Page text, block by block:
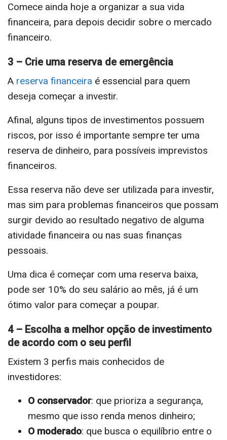
Comece ainda hoje a organizar a sua vida
financeira, para depois decidir sobre o mercado
financeiro.
3 – Crie uma reserva de emergência
A reserva financeira é essencial para quem
deseja começar a investir.
Afinal, alguns tipos de investimentos possuem
riscos, por isso é importante sempre ter uma
reserva de dinheiro, para possíveis imprevistos
financeiros.
Essa reserva não deve ser utilizada para investir,
mas sim para problemas financeiros que possam
surgir devido ao resultado negativo de alguma
atividade financeira ou nas suas finanças
pessoais.
Uma dica é começar com uma reserva baixa,
pode ser 10% do seu salário ao mês, já é um
ótimo valor para começar a poupar.
4 – Escolha a melhor opção de investimento
de acordo com o seu perfil
Existem 3 perfis mais conhecidos de
investidores:
O conservador: que prioriza a segurança,
mesmo que isso renda menos dinheiro;
O moderado: que busca o equilíbrio entre o